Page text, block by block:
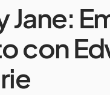
Jane:
con